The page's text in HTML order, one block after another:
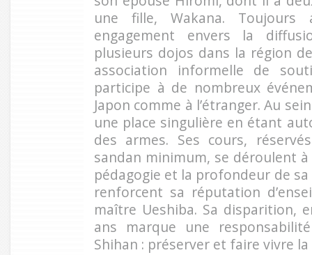
une fille, Wakana.
engagement envers la
plusieurs dojos dans la région
association informelle de
participe à de nombreux
Japon comme à l’étranger. Au
une place singulière en étant
des armes. Ses cours,
sandan minimum, se déroulent
pédagogie et la profondeur de
renforcent sa réputation
maître Ueshiba. Sa disparition,
ans marque une
Shihan : préserver et faire vivre